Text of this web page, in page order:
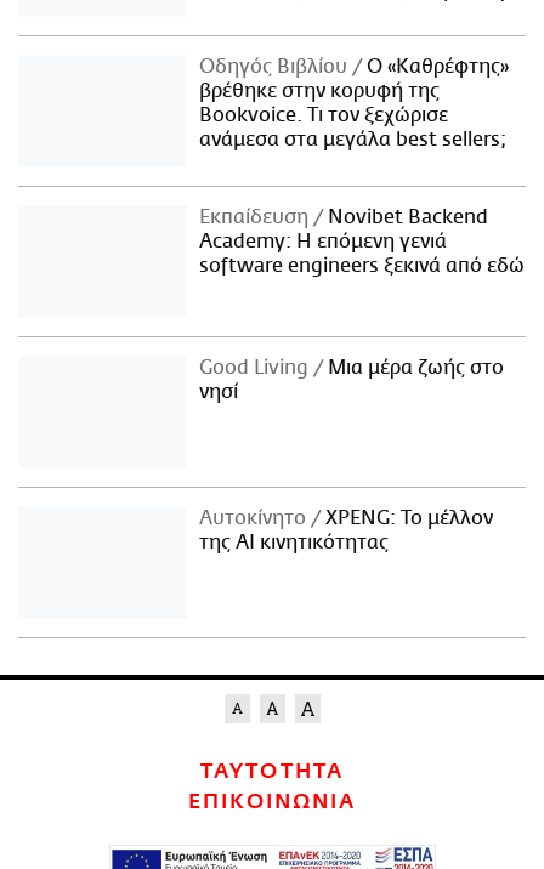
Οδηγός Βιβλίου
Ο «Καθρέφτης»
βρέθηκε στην κορυφή της
Bookvoice. Τι τον ξεχώρισε
ανάμεσα στα μεγάλα best sellers;
Εκπαίδευση
Novibet Backend
Academy: Η επόμενη γενιά
software engineers ξεκινά από εδώ
Good Living
Μια μέρα ζωής στο
νησί
Αυτοκίνητο
XPENG: Το μέλλον
της AI κινητικότητας
ΤΑΥΤΟΤΗΤΑ
ΕΠΙΚΟΙΝΩΝΙΑ